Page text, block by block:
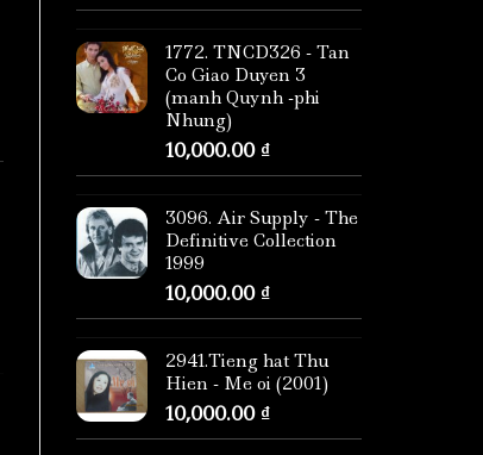
1772. TNCD326 - Tan
Co Giao Duyen 3
(manh Quynh -phi
Nhung)
10,000.00 ₫
3096. Air Supply - The
Definitive Collection
1999
10,000.00 ₫
2941.Tieng hat Thu
Hien - Me oi (2001)
10,000.00 ₫